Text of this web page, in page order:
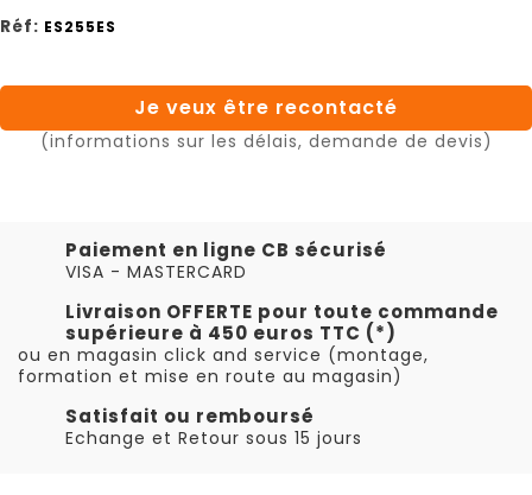
Réf: ES255ES
Je veux être recontacté
(informations sur les délais, demande de devis)
Paiement en ligne CB sécurisé
VISA - MASTERCARD
Livraison OFFERTE pour toute commande
supérieure à 450 euros TTC (*)
ou en magasin click and service (montage,
formation et mise en route au magasin)
Satisfait ou remboursé
Echange et Retour sous 15 jours